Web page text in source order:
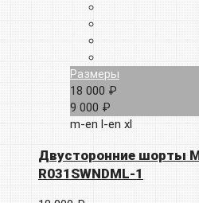
Размеры
18 000 ₽
9 000 ₽
m-en l-en xl
Двусторонние шорты
R031SWNDML-1